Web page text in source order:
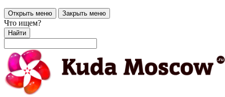
Открыть меню Закрыть меню
Что ищем?
Найти